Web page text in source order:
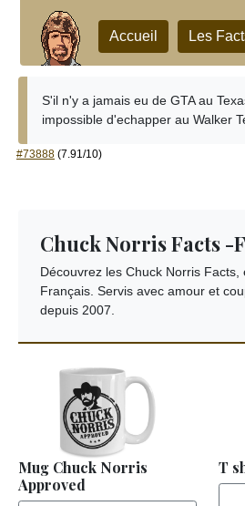
Accueil Les
S'il n'y a jamais eu de GTA au
impossible d'echapper au Walker
#73888 (7.91/10)
Chuck Norris Facts -
Découvrez les Chuck Norris Facts,
Français. Servis avec amour et
depuis 2007.
Mug Chuck Norris
Approved
T